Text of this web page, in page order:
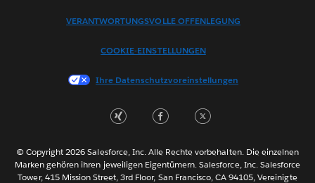
Français (France)
한국어
Português
ไทย
VERANTWORTUNGSVOLLE OFFENLEGUNG
COOKIE-EINSTELLUNGEN
Ihre Datenschutzvoreinstellungen
© Copyright 2026 Salesforce, Inc. Alle Rechte vorbehalten. Die einzelnen
Marken gehören ihren jeweiligen Eigentümern. Salesforce, Inc. Salesforce
Tower, 415 Mission Street, 3rd Floor, San Francisco, CA 94105, Vereinigte